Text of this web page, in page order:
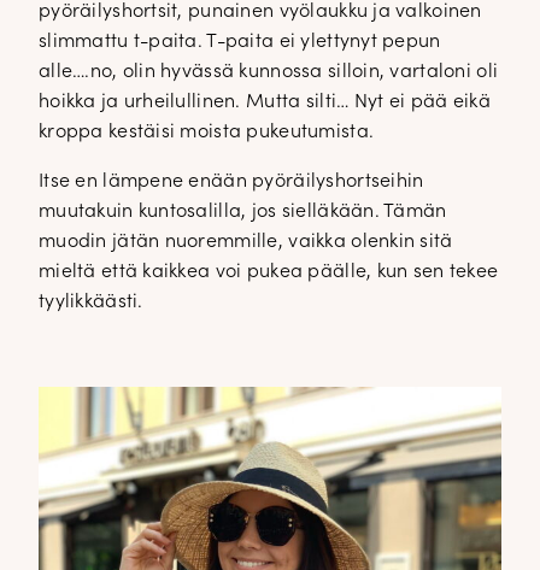
pyöräilyshortsit, punainen vyölaukku ja valkoinen
slimmattu t-paita. T-paita ei ylettynyt pepun
alle….no, olin hyvässä kunnossa silloin, vartaloni oli
hoikka ja urheilullinen. Mutta silti… Nyt ei pää eikä
kroppa kestäisi moista pukeutumista.
Itse en lämpene enään pyöräilyshortseihin
muutakuin kuntosalilla, jos sielläkään. Tämän
muodin jätän nuoremmille, vaikka olenkin sitä
mieltä että kaikkea voi pukea päälle, kun sen tekee
tyylikkäästi.